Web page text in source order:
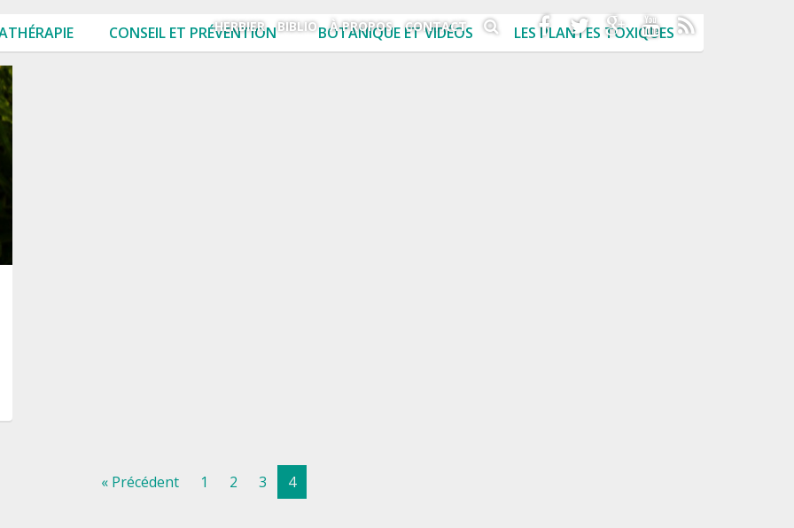
HERBIER BIBLIO À PROPOS CONTACT
CONSEIL ET PRÉVENTION BOTANIQUE ET VIDÉOS LES PLANTES TOXIQUES
« Précédent 1 2 3 4